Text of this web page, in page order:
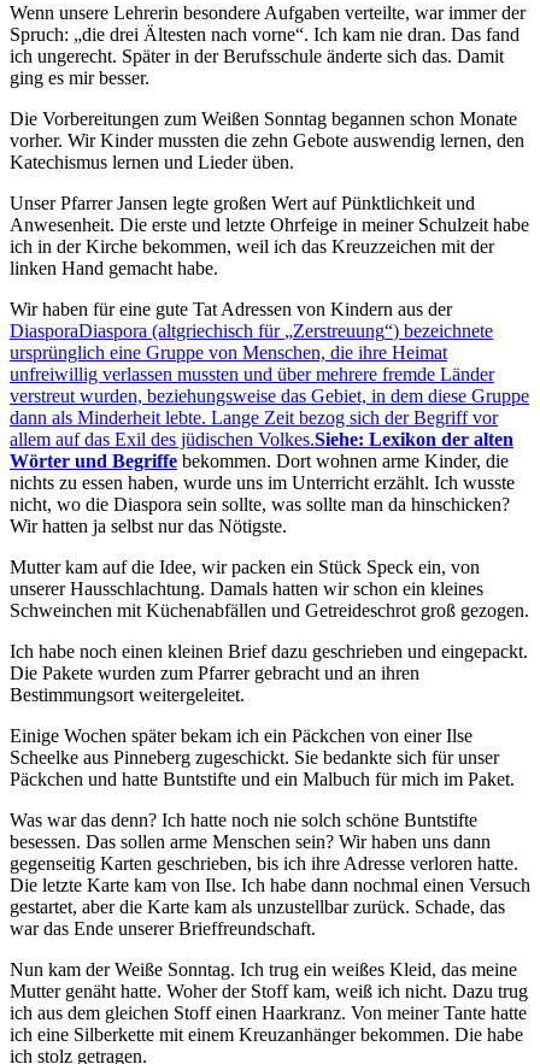
Wenn unsere Lehrerin besondere Aufgaben verteilte, war immer der
Spruch:
die drei Ältesten nach vorne . Ich kam nie dran. Das fand
ich ungerecht. Später in der Berufsschule änderte sich das. Damit
ging es mir besser.
Die Vorbereitungen zum Weißen Sonntag begannen schon Monate
vorher. Wir Kinder mussten die zehn Gebote auswendig lernen, den
Katechismus lernen und Lieder üben.
Unser Pfarrer Jansen legte großen Wert auf Pünktlichkeit und
Anwesenheit. Die erste und letzte Ohrfeige in meiner Schulzeit habe
ich in der Kirche bekommen, weil ich das Kreuzzeichen mit der
linken Hand gemacht habe.
Wir haben für eine gute Tat Adressen von Kindern aus der
DiasporaDiaspora (altgriechisch für Zerstreuung ) bezeichnete
ursprünglich eine Gruppe von Menschen, die ihre Heimat
unfreiwillig verlassen mussten und über mehrere fremde Länder
verstreut wurden, beziehungsweise das Gebiet, in dem diese Gruppe
dann als Minderheit lebte. Lange Zeit bezog sich der Begriff vor
allem auf das Exil des jüdischen Volkes.Siehe: Lexikon der alten
Wörter und Begriffe bekommen. Dort wohnen arme Kinder, die
nichts zu essen haben, wurde uns im Unterricht erzählt. Ich wusste
nicht, wo die Diaspora sein sollte, was sollte man da hinschicken?
Wir hatten ja selbst nur das Nötigste.
Mutter kam auf die Idee, wir packen ein Stück Speck ein, von
unserer Hausschlachtung. Damals hatten wir schon ein kleines
Schweinchen mit Küchenabfällen und Getreideschrot groß gezogen.
Ich habe noch einen kleinen Brief dazu geschrieben und eingepackt.
Die Pakete wurden zum Pfarrer gebracht und an ihren
Bestimmungsort weitergeleitet.
Einige Wochen später bekam ich ein Päckchen von einer Ilse
Scheelke aus Pinneberg zugeschickt. Sie bedankte sich für unser
Päckchen und hatte Buntstifte und ein Malbuch für mich im Paket.
Was war das denn? Ich hatte noch nie solch schöne Buntstifte
besessen. Das sollen arme Menschen sein? Wir haben uns dann
gegenseitig Karten geschrieben, bis ich ihre Adresse verloren hatte.
Die letzte Karte kam von Ilse. Ich habe dann nochmal einen Versuch
gestartet, aber die Karte kam als unzustellbar zurück. Schade, das
war das Ende unserer Brieffreundschaft.
Nun kam der Weiße Sonntag. Ich trug ein weißes Kleid, das meine
Mutter genäht hatte. Woher der Stoff kam, weiß ich nicht. Dazu trug
ich aus dem gleichen Stoff einen Haarkranz. Von meiner Tante hatte
ich eine Silberkette mit einem Kreuzanhänger bekommen. Die habe
ich stolz getragen.